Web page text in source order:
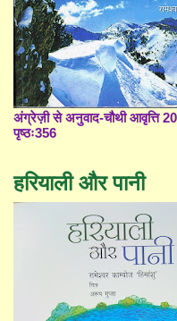
अंग्रेज़ी से अनुवाद-चौथी आवृत्ति
पृष्ठः356
हरियाली और पानी